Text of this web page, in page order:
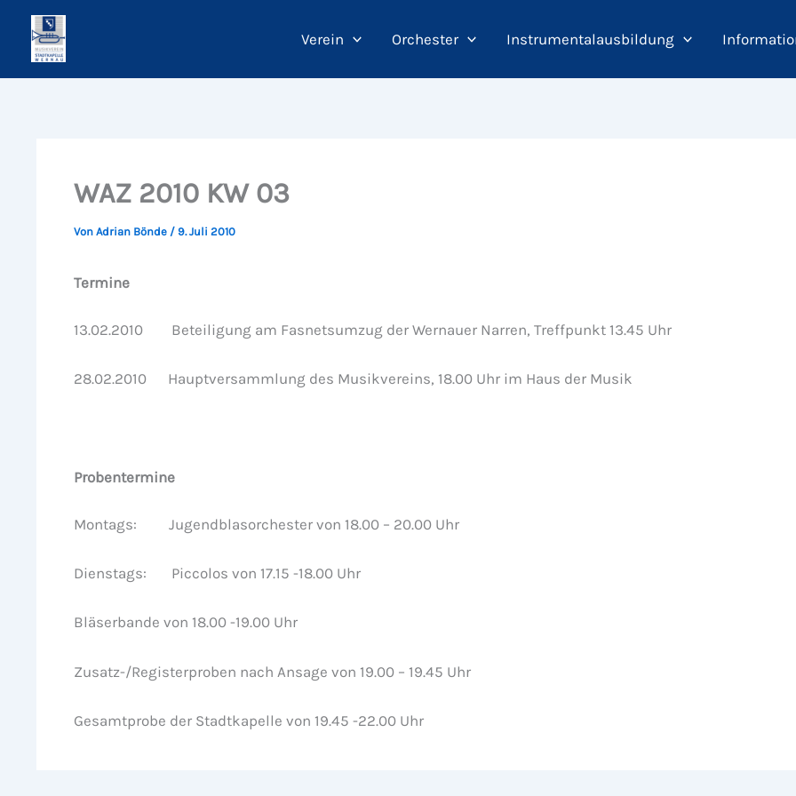
Inhalt
springen
Verein Orchester Instrumentalausbildung
WAZ 2010 KW 03
Von Adrian Bönde / 9. Juli 2010
Termine
13.02.2010 Beteiligung am Fasnetsumzug der Wernauer Narren, Treffpunkt 13.45 Uhr
28.02.2010 Hauptversammlung des Musikvereins, 18.00 Uhr im Haus der Musik
Probentermine
Montags: Jugendblasorchester von 18.00 – 20.00 Uhr
Dienstags: Piccolos von 17.15 -18.00 Uhr
Bläserbande von 18.00 -19.00 Uhr
Zusatz-/Registerproben nach Ansage von 19.00 – 19.45 Uhr
Gesamtprobe der Stadtkapelle von 19.45 -22.00 Uhr